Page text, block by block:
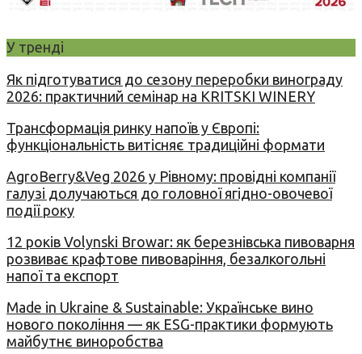
У тренді
Як підготуватися до сезону переробки винограду
2026: практичний семінар на KRITSKI WINERY
Трансформація ринку напоїв у Європі:
функціональність витісняє традиційні формати
AgroBerry&Veg 2026 у Рівному: провідні компанії
галузі долучаються до головної ягідно-овочевої
події року
12 років Volynski Browar: як березнівська пивоварня
розвиває крафтове пивоваріння, безалкогольні
напої та експорт
Made in Ukraine & Sustainable: Українське вино
нового покоління — як ESG-практики формують
майбутнє виноробства